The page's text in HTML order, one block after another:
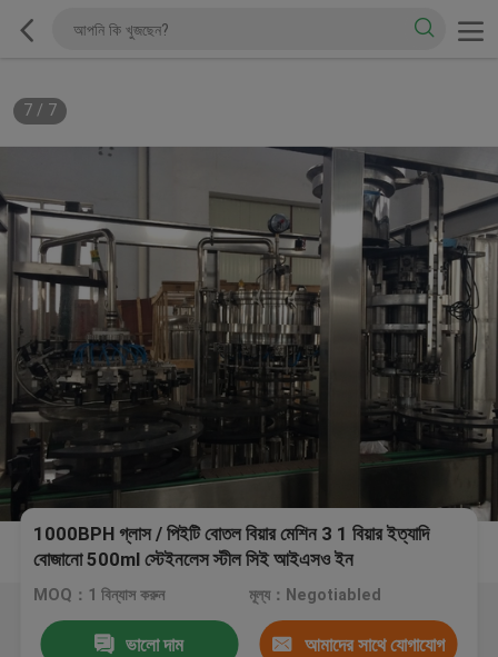
7/ 7
1000BPH গ্লাস / পিইটি বোতল বিয়ার মেশিন 3 1 বিয়ার ইত্যাদি
বোজানো 500ml স্টেইনলেস স্টীল সিই আইএসও ইন
MOQ：1 বিন্যাস করুন মূল্য：Negotiabled
ভালো দাম আমাদের সাথে যোগাযোগ